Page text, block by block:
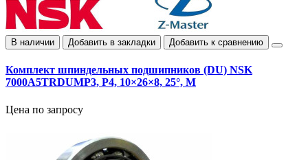
В наличии Добавить в закладки Добавить к сравнению
Комплект шпиндельных подшипников (DU) NSK
7000A5TRDUMP3, P4, 10×26×8, 25°, M
Цена по запросу